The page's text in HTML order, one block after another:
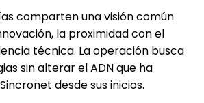
comparten una visión común
la proximidad con el
técnica. La operación busca
sin alterar el ADN que ha
desde sus inicios.